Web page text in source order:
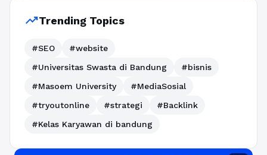
trending_upTrending Topics
#SEO
#website
#Universitas Swasta di Bandung
#bisnis
#Masoem University
#MediaSosial
#tryoutonline
#strategi
#Backlink
#Kelas Karyawan di bandung